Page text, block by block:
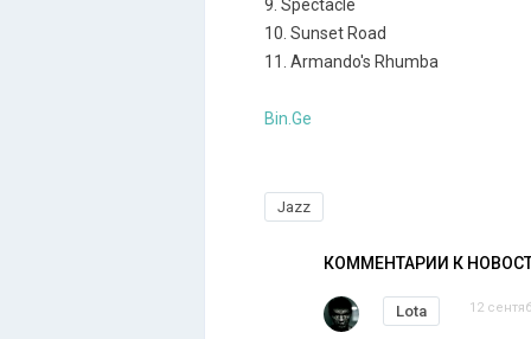
9. Spectacle
10. Sunset Road
11. Armando's Rhumba
Bin.Ge
Jazz
КОММЕНТАРИИ К
Lota 12